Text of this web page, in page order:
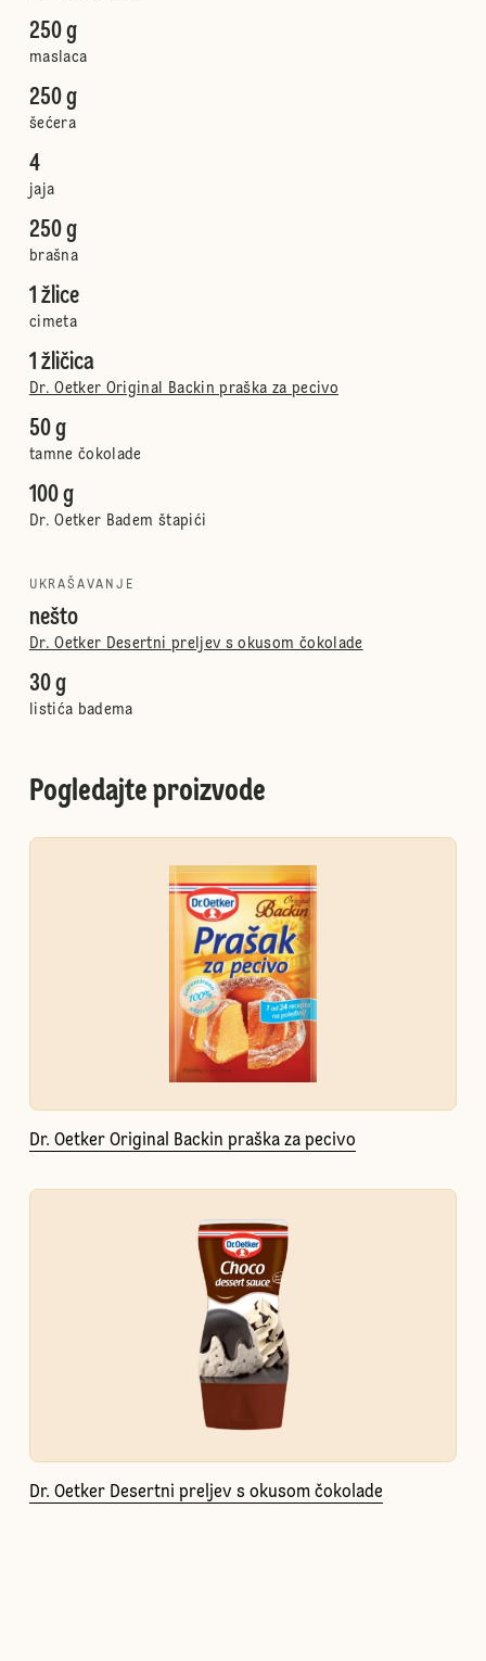
250 g
maslaca
250 g
šećera
4
jaja
250 g
brašna
1 žlice
cimeta
1 žličica
Dr. Oetker Original Backin praška za pecivo
50 g
tamne čokolade
100 g
Dr. Oetker Badem štapići
UKRAŠAVANJE
nešto
Dr. Oetker Desertni preljev s okusom čokolade
30 g
listića badema
Pogledajte proizvode
Dr. Oetker Original Backin praška za pecivo
Dr. Oetker Desertni preljev s okusom čokolade